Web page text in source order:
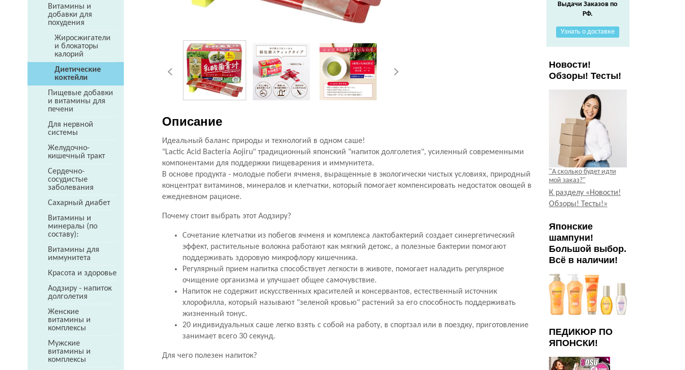
Витамины и
добавки для
похудения
Жиросжигатели
и блокаторы
калорий
Диетические
коктейли
Пищевые добавки
и витамины для
печени
Для нервной
системы
Желудочно-
кишечный тракт
Сердечно-
сосудистые
заболевания
Сахарный диабет
Витамины и
минералы (по
составу):
Витамины для
иммунитета
Красота и здоровье
Аодзиру - напиток
долголетия
Женские
витамины и
комплексы
Мужские
витамины и
комплексы
Описание
Идеальный баланс природы и технологий в одном саше!
"Lactic Acid Bacteria Aojiru" традиционный японский "напиток долголетия", усиленный современными
компонентами для поддержки пищеварения и иммунитета.
В основе продукта - молодые побеги ячменя, выращенные в экологически чистых условиях, природный
концентрат витаминов, минералов и клетчатки, который помогает компенсировать недостаток овощей в
ежедневном рационе.
Почему стоит выбрать этот Аодзиру?
Сочетание клетчатки из побегов ячменя и комплекса лактобактерий создает синергетический
эффект, растительные волокна работают как мягкий детокс, а полезные бактерии помогают
поддерживать здоровую микрофлору кишечника.
Регулярный прием напитка способствует легкости в животе, помогает наладить регулярное
очищение организма и улучшает общее самочувствие.
Напиток не содержит искусственных красителей и консервантов, естественный источник
хлорофилла, который называют "зеленой кровью" растений за его способность поддерживать
жизненный тонус.
20 индивидуальных саше легко взять с собой на работу, в спортзал или в поездку, приготовление
занимает всего 30 секунд.
Для чего полезен напиток?
Выдачи Заказов по
РФ.
Узнать о доставке
Новости!
Обзоры! Тесты!
"А сколько будет идти
мой заказ?"
К разделу «Новости!
Обзоры! Тесты!»
Японские
шампуни!
Большой выбор.
Всё в наличии!
ПЕДИКЮР ПО
ЯПОНСКИ!